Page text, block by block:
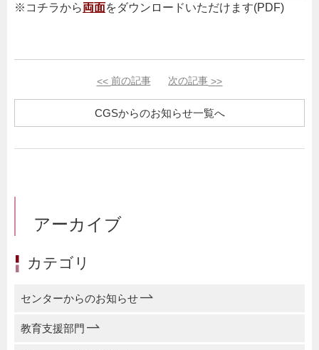
※コチラから両面をダウンロードいただけます(PDF)
<< 前の記事 次の記事 >>
CGSからのお知らせ一覧へ
アーカイブ
カテゴリ
センターからのお知らせ
教育支援部門